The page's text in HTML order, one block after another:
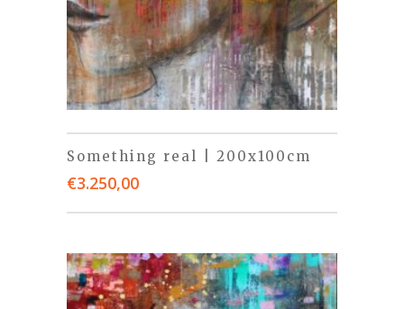
Something real | 200x100cm
€3.250,00